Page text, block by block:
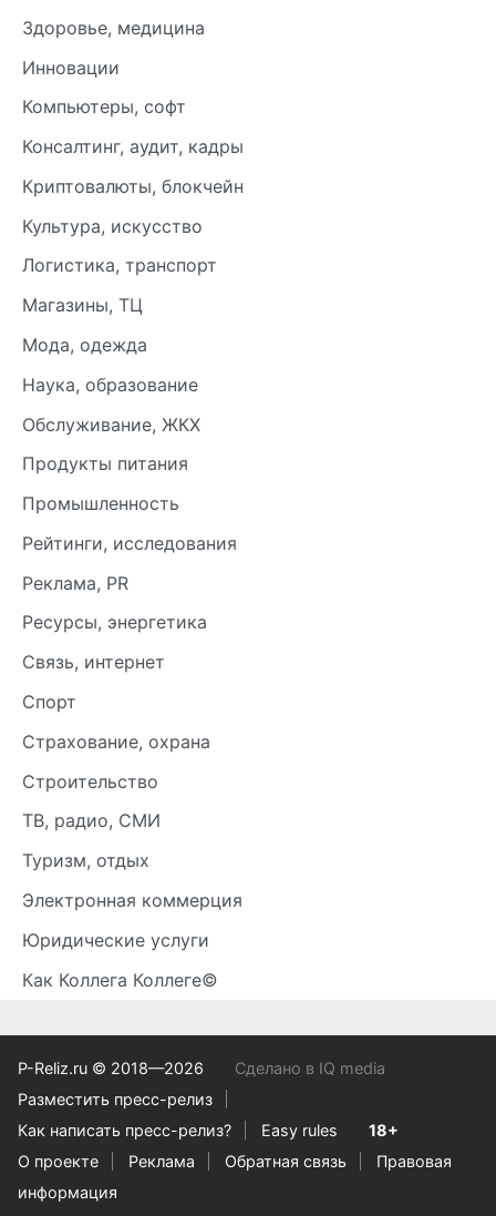
Здоровье, медицина
Инновации
Компьютеры, софт
Консалтинг, аудит, кадры
Криптовалюты, блокчейн
Культура, искусство
Логистика, транспорт
Магазины, ТЦ
Мода, одежда
Наука, образование
Обслуживание, ЖКХ
Продукты питания
Промышленность
Рейтинги, исследования
Реклама, PR
Ресурсы, энергетика
Связь, интернет
Спорт
Страхование, охрана
Строительство
ТВ, радио, СМИ
Туризм, отдых
Электронная коммерция
Юридические услуги
Как Коллега Коллеге©
P-Reliz.ru © 2018—2026
Сделано в IQ media
Разместить пресс-релиз
Как написать пресс-релиз?
Easy rules
18+
О проекте
Реклама Обратная связь
Правовая
информация